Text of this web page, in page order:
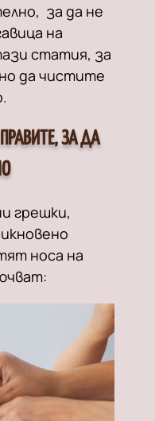
за да не
на
статия, за
да чистите
ЗА ДА
грешки,
носа на